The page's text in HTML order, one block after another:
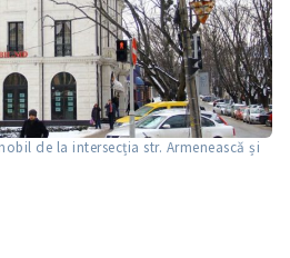
de la intersecția str. Armenească și